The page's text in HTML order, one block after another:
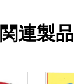
関連製品